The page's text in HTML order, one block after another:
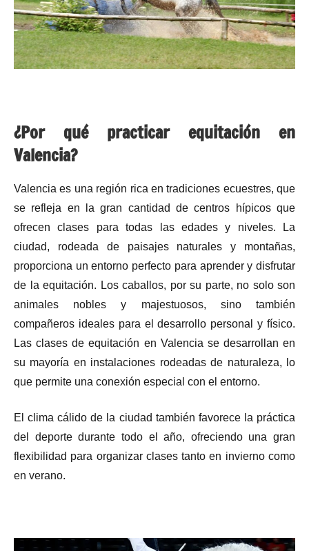
¿Por qué practicar equitación en
Valencia?
Valencia es una región rica en tradiciones ecuestres, que
se refleja en la gran cantidad de centros hípicos que
ofrecen clases para todas las edades y niveles. La
ciudad, rodeada de paisajes naturales y montañas,
proporciona un entorno perfecto para aprender y disfrutar
de la equitación. Los caballos, por su parte, no solo son
animales nobles y majestuosos, sino también
compañeros ideales para el desarrollo personal y físico.
Las clases de equitación en Valencia se desarrollan en
su mayoría en instalaciones rodeadas de naturaleza, lo
que permite una conexión especial con el entorno.
El clima cálido de la ciudad también favorece la práctica
del deporte durante todo el año, ofreciendo una gran
flexibilidad para organizar clases tanto en invierno como
en verano.